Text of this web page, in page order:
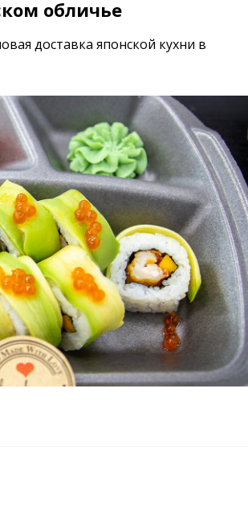
обличье
доставка японской кухни в